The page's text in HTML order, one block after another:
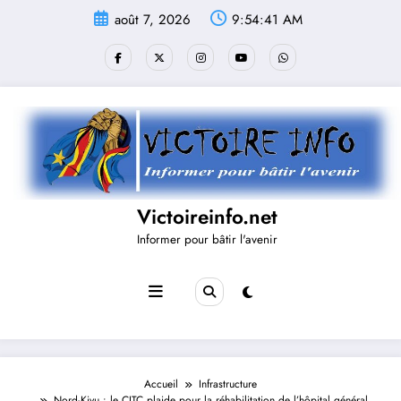
août 7, 2026 9:54:42 AM
Victoireinfo.net
Informer pour bâtir l'avenir
Accueil
Infrastructure